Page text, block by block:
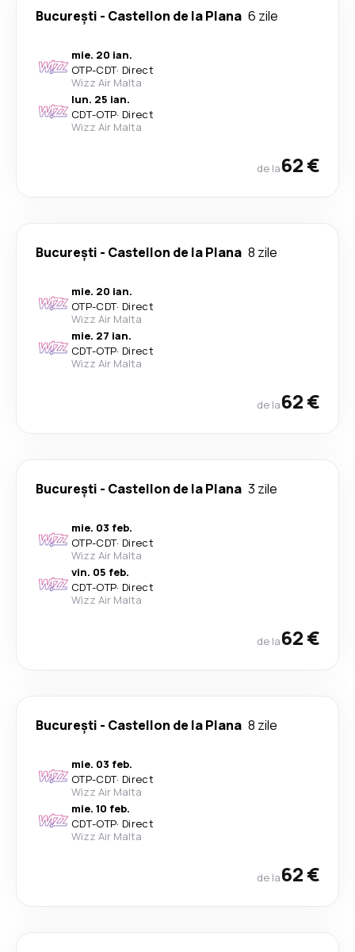
București - Castellon de la Plana 6 zile
mie. 20 ian.
OTP-CDT· Direct
Wizz Air Malta
lun. 25 ian.
CDT-OTP· Direct
Wizz Air Malta
de la62 €
București - Castellon de la Plana 8 zile
mie. 20 ian.
OTP-CDT· Direct
Wizz Air Malta
mie. 27 ian.
CDT-OTP· Direct
Wizz Air Malta
de la62 €
București - Castellon de la Plana 3 zile
mie. 03 feb.
OTP-CDT· Direct
Wizz Air Malta
vin. 05 feb.
CDT-OTP· Direct
Wizz Air Malta
de la62 €
București - Castellon de la Plana 8 zile
mie. 03 feb.
OTP-CDT· Direct
Wizz Air Malta
mie. 10 feb.
CDT-OTP· Direct
Wizz Air Malta
de la62 €